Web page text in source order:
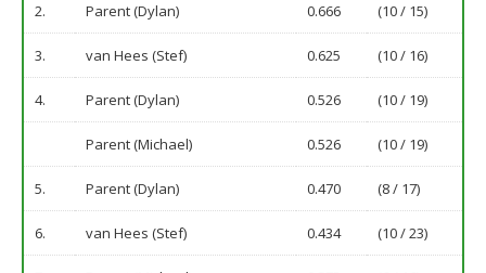
2. Parent (Dylan) 0.666 (10 / 15)
3. van Hees (Stef) 0.625 (10 / 16)
4. Parent (Dylan) 0.526 (10 / 19)
Parent (Michael) 0.526 (10 / 19)
5. Parent (Dylan) 0.470 (8 / 17)
6. van Hees (Stef) 0.434 (10 / 23)